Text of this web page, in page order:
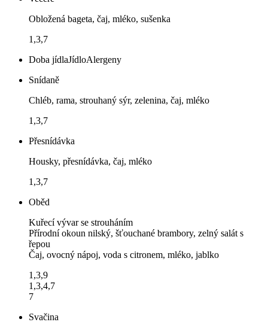
Obložená bageta, čaj, mléko, sušenka
1,3,7
Doba jídlaJídloAlergeny
Snídaně
Chléb, rama, strouhaný sýr, zelenina, čaj, mléko
1,3,7
Přesnídávka
Housky, přesnídávka, čaj, mléko
1,3,7
Oběd
Kuřecí vývar se strouháním
Přírodní okoun nilský, šťouchané brambory, zelný salát s
řepou
Čaj, ovocný nápoj, voda s citronem, mléko, jablko
1,3,9
1,3,4,7
7
Svačina